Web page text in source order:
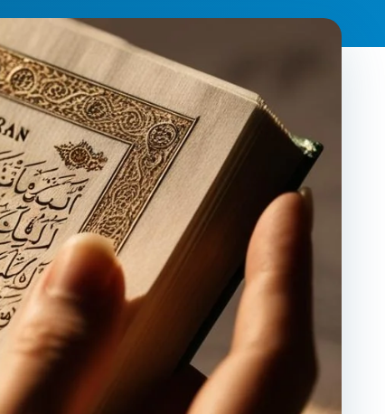
Program
Frequently
Asked
Questions
Contact
Us